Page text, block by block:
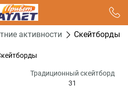
активности Скейтборды
Традиционный скейтборд
31